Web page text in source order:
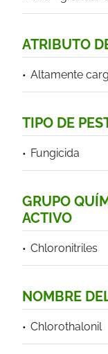
ATRIBUTO
Altamente
TIPO DE
Fungicida
GRUPO
ACTIVO
Chloronitriles
NOMBRE
Chlorothalonil